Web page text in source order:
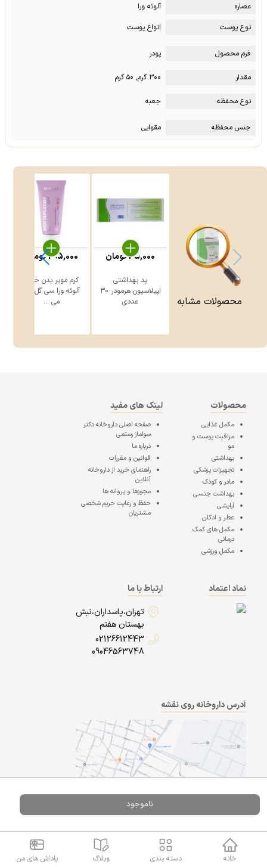
عصاره
آلوئه ورا
نوع پوست
انواع پوست
فرم محصول پودر
مقدار ۳۰۰ گرم, ۵۰ گرم
نوع محفظه جعبه
جنس محفظه مقوایی
محصولات مشابه
پد بهداشتی
اپیلاسیون هرمودر ۳۰
عددی
35,000تومان
کرم موبر بدن حاوی
می ...
295,000تومان
ناموجود
محصولات
مکمل غذایی
مراقبت پوست و
مو
بهداشتی
تجهیزات پزشکی
مادر و کودک
بهداشت جنسی
آرایشی
عطر و ادکلن
مکمل های کمک
درمانی
مکمل ورزشی
لینک های مفید
صفحه اصلیداروخانه دکتر
سولماز رستمی
درباره ما
قوانین و مقررات
راهنمای خرید از داروخانه
آنلاین
مجوزها و پروانه ها
حفظ و رعایت حریم شخصی
مشتریان
نماد اعتماد
ارتباط با ما
تهران،پاسداران،نبش
بهستان هفتم
02126612443
09046563748
آدرس داروخانه روی نقشه
A Pluss
Powered By
خانه دسته بندی وبلاگ پاداش های من